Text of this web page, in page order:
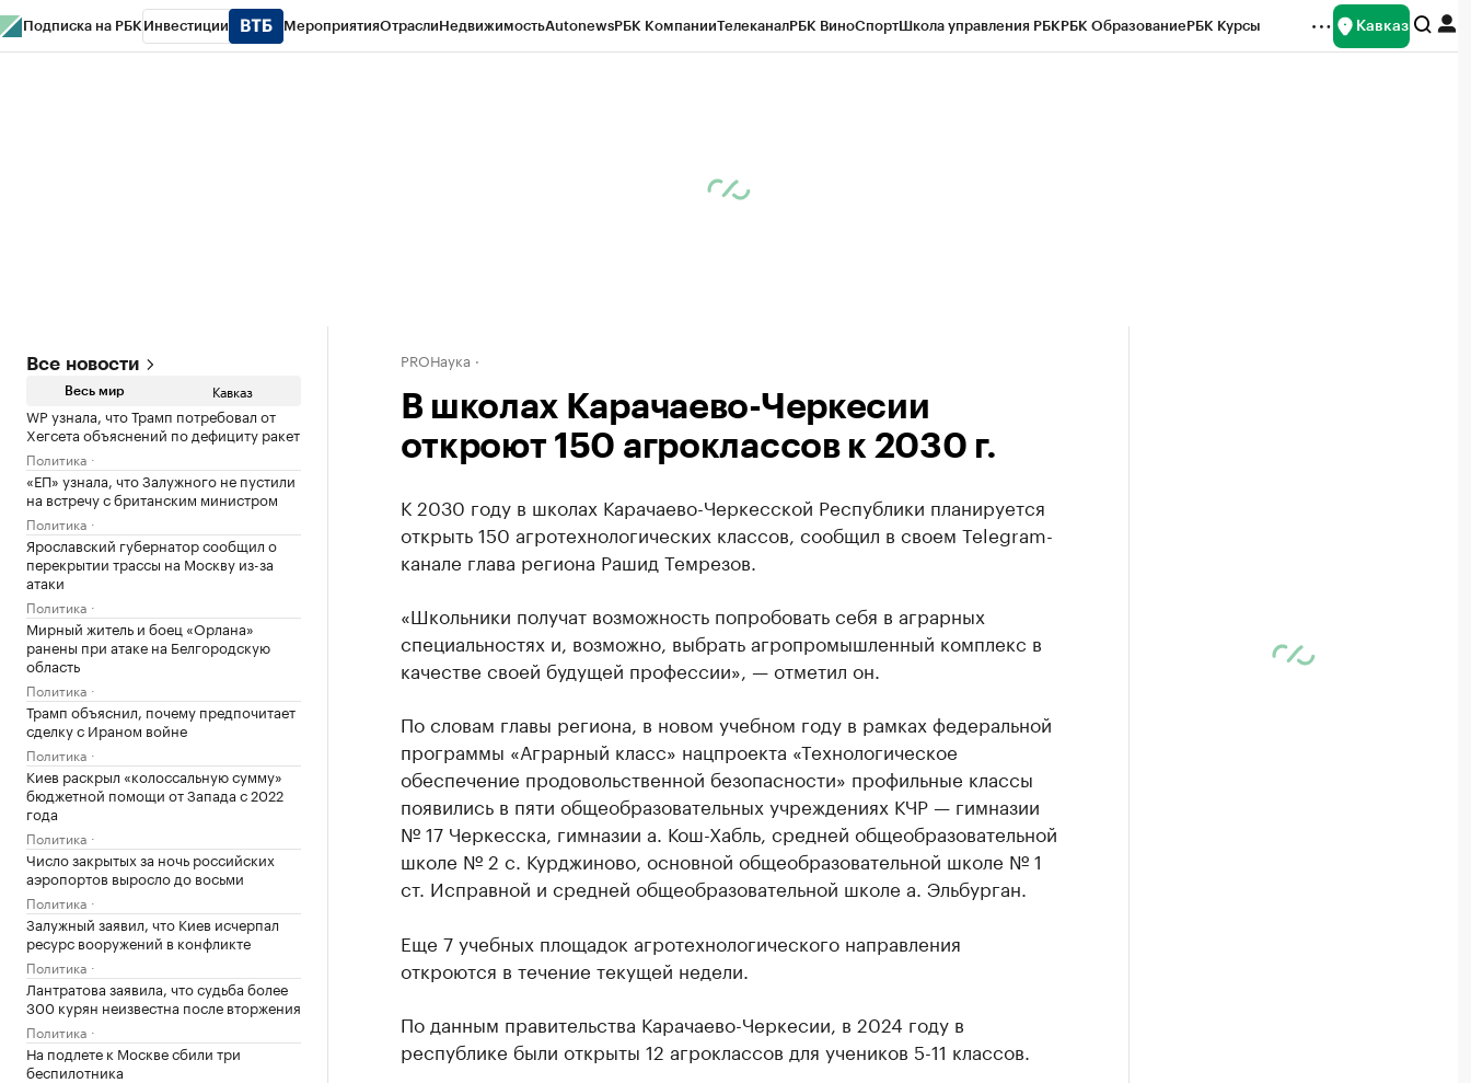
Подписка на РБК Инвестиции МероприятияОтраслиНедвижимостьAutonewsРБК КомпанииТелеканалРБК ВиноСпортШкола управления РБКРБК ОбразованиеРБК Курсы Кавказ
Все новости
Весь мир Кавказ
WP узнала, что Трамп потребовал от
Хегсета объяснений по дефициту ракет
Политика
«ЕП» узнала, что Залужного не пустили
на встречу с британским министром
Политика
Ярославский губернатор сообщил о
перекрытии трассы на Москву из-за
атаки
Политика
Мирный житель и боец «Орлана»
ранены при атаке на Белгородскую
область
Политика
Трамп объяснил, почему предпочитает
сделку с Ираном войне
Политика
Киев раскрыл «колоссальную сумму»
бюджетной помощи от Запада с 2022
года
Политика
Число закрытых за ночь российских
аэропортов выросло до восьми
Политика
Залужный заявил, что Киев исчерпал
ресурс вооружений в конфликте
Политика
Лантратова заявила, что судьба более
300 курян неизвестна после вторжения
Политика
На подлете к Москве сбили три
беспилотника
PROНаука
В школах Карачаево-Черкесии
откроют 150 агроклассов к 2030 г.
К 2030 году в школах Карачаево-Черкесской Республики планируется
открыть 150 агротехнологических классов, сообщил в своем Telegram-
канале глава региона Рашид Темрезов.
«Школьники получат возможность попробовать себя в аграрных
специальностях и, возможно, выбрать агропромышленный комплекс в
качестве своей будущей профессии», — отметил он.
По словам главы региона, в новом учебном году в рамках федеральной
программы «Аграрный класс» нацпроекта «Технологическое
обеспечение продовольственной безопасности» профильные классы
появились в пяти общеобразовательных учреждениях КЧР — гимназии
№ 17 Черкесска, гимназии а. Кош-Хабль, средней общеобразовательной
школе № 2 с. Курджиново, основной общеобразовательной школе № 1
ст. Исправной и средней общеобразовательной школе а. Эльбурган.
Еще 7 учебных площадок агротехнологического направления
откроются в течение текущей недели.
По данным правительства Карачаево-Черкесии, в 2024 году в
республике были открыты 12 агроклассов для учеников 5-11 классов.